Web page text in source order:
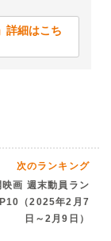
詳細はこち
次のランキング
画 週末動員ラン
（2025年2月7
日～2月9日）